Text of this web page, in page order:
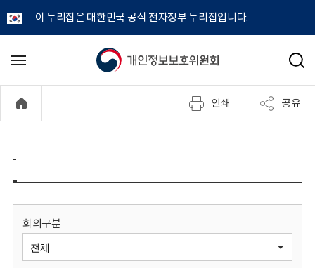
이 누리집은 대한민국 공식 전자정부 누리집입니다.
개
정
보
메
기
검
인쇄 공유
-
회의구분